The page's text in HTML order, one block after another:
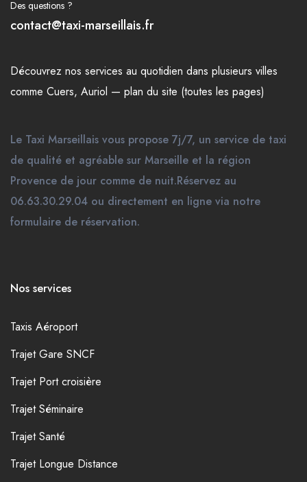
Des questions ?
contact@taxi-marseillais.fr
Découvrez nos services au quotidien dans plusieurs villes
comme Cuers, Auriol — plan du site (toutes les pages)
Le Taxi Marseillais vous propose 7j/7, un service de taxi
de qualité et agréable sur Marseille et la région
Provence de jour comme de nuit.Réservez au
06.63.30.29.04 ou directement en ligne via notre
formulaire de réservation.
Nos services
Taxis Aéroport
Trajet Gare SNCF
Trajet Port croisière
Trajet Séminaire
Trajet Santé
Trajet Longue Distance